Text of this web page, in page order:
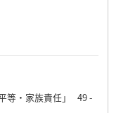
等・家族責任」 49 -